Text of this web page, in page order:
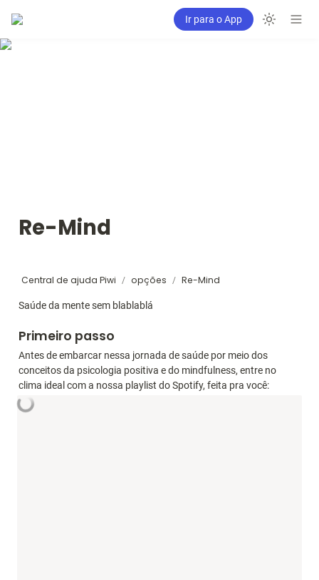
Ir para o App
Re-Mind
Central de ajuda Piwi / opções / Re-Mind
Saúde da mente sem blablablá
Primeiro passo
Antes de embarcar nessa jornada de saúde por meio dos
conceitos da psicologia positiva e do mindfulness, entre no
clima ideal com a nossa playlist do Spotify, feita pra você: